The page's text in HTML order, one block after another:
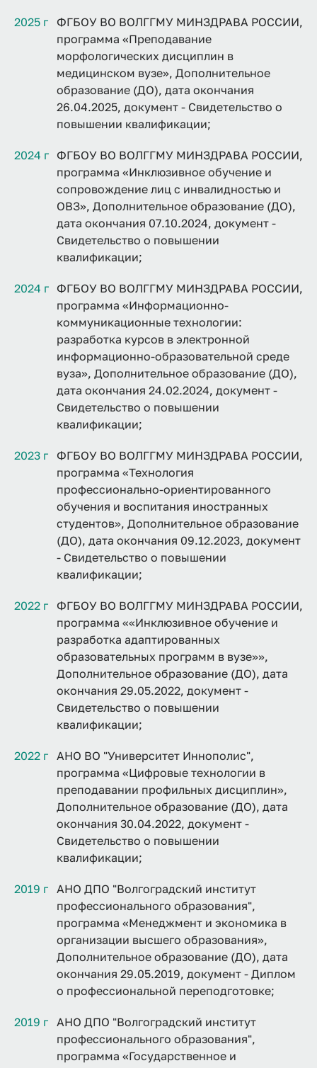
2025 г
ФГБОУ ВО ВОЛГГМУ МИНЗДРАВА РОССИИ,
программа «Преподавание
морфологических дисциплин в
медицинском вузе», Дополнительное
образование (ДО), дата окончания
26.04.2025, документ - Свидетельство о
повышении квалификации;
2024 г ФГБОУ ВО ВОЛГГМУ МИНЗДРАВА РОССИИ,
программа «Инклюзивное обучение и
сопровождение лиц с инвалидностью и
ОВЗ», Дополнительное образование (ДО),
дата окончания 07.10.2024, документ -
Свидетельство о повышении
квалификации;
2024 г ФГБОУ ВО ВОЛГГМУ МИНЗДРАВА РОССИИ,
программа «Информационно-
коммуникационные технологии:
разработка курсов в электронной
информационно-образовательной среде
вуза», Дополнительное образование (ДО),
дата окончания 24.02.2024, документ -
Свидетельство о повышении
квалификации;
2023 г
ФГБОУ ВО ВОЛГГМУ МИНЗДРАВА РОССИИ,
программа «Технология
профессионально-ориентированного
обучения и воспитания иностранных
студентов», Дополнительное образование
(ДО), дата окончания 09.12.2023, документ
- Свидетельство о повышении
квалификации;
2022 г
ФГБОУ ВО ВОЛГГМУ МИНЗДРАВА РОССИИ,
программа ««Инклюзивное обучение и
разработка адаптированных
образовательных программ в вузе»»,
Дополнительное образование (ДО), дата
окончания 29.05.2022, документ -
Свидетельство о повышении
квалификации;
2022 г АНО ВО "Университет Иннополис",
программа «Цифровые технологии в
преподавании профильных дисциплин»,
Дополнительное образование (ДО), дата
окончания 30.04.2022, документ -
Свидетельство о повышении
квалификации;
2019 г АНО ДПО "Волгоградский институт
профессионального образования",
программа «Менеджмент и экономика в
организации высшего образования»,
Дополнительное образование (ДО), дата
окончания 29.05.2019, документ - Диплом
о профессиональной переподготовке;
2019 г АНО ДПО "Волгоградский институт
профессионального образования",
программа «Государственное и